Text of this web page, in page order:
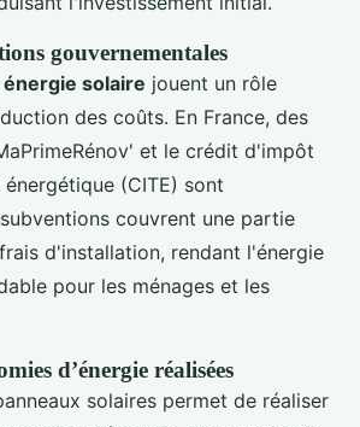
gouvernementales
solaire jouent un rôle
des coûts. En France, des
et le crédit d'impôt
(CITE) sont
couvrent une partie
d'installation, rendant l'énergie
pour les ménages et les
d’énergie réalisées
solaires permet de réaliser